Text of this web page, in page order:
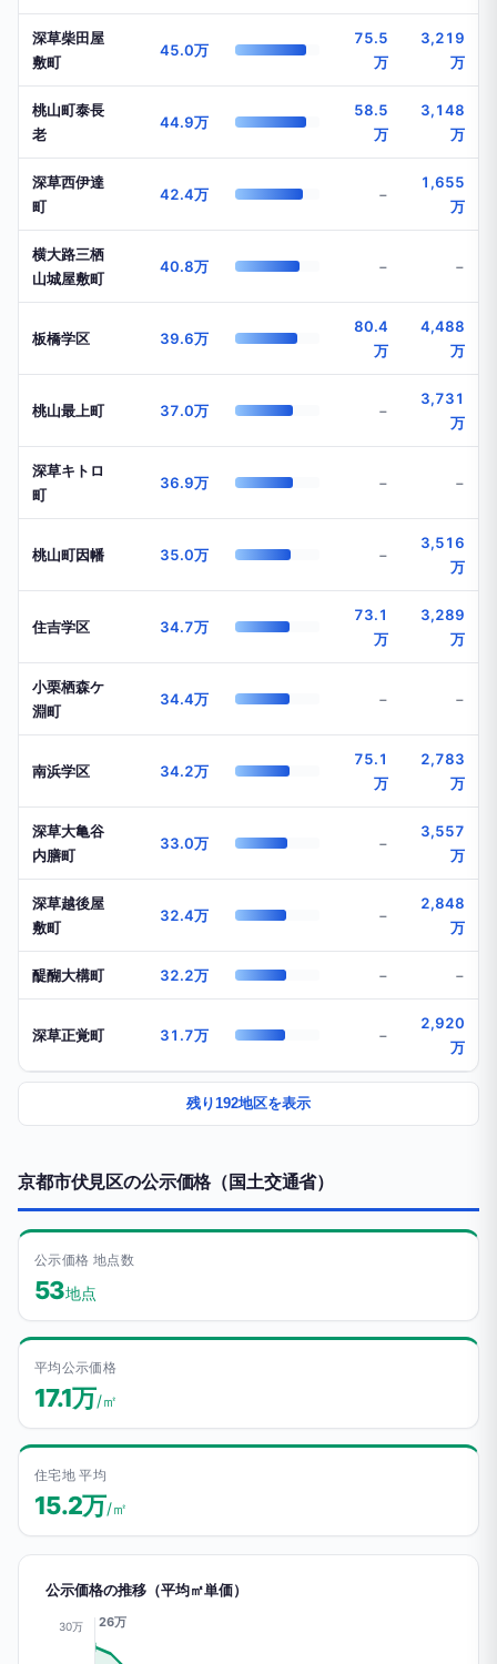
深草柴田屋
敷町
45.0万
75.5
万
3,219
万
桃山町泰長
老
44.9万
58.5
万
3,148
万
深草西伊達
町
42.4万 −
1,655
万
横大路三栖
山城屋敷町
40.8万 − −
板橋学区 39.6万
80.4
万
4,488
万
桃山最上町 37.0万 −
3,731
万
深草キトロ
町
36.9万 − −
桃山町因幡 35.0万 −
3,516
万
住吉学区 34.7万
73.1
万
3,289
万
小栗栖森ケ
淵町
34.4万 − −
南浜学区 34.2万
75.1
万
2,783
万
深草大亀谷
内膳町
33.0万 −
3,557
万
深草越後屋
敷町
32.4万 −
2,848
万
醍醐大構町 32.2万 − −
深草正覚町 31.7万 −
2,920
万
残り192地区を表示
京都市伏見区の公示価格（国土交通省）
公示価格 地点数
53地点
平均公示価格
17.1万/㎡
住宅地 平均
15.2万/㎡
公示価格の推移（平均㎡単価）
30万 26万